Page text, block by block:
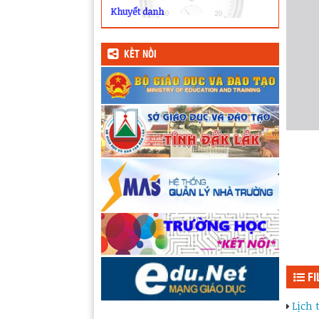
Khuyết danh
KẾT NỐI
Lịch